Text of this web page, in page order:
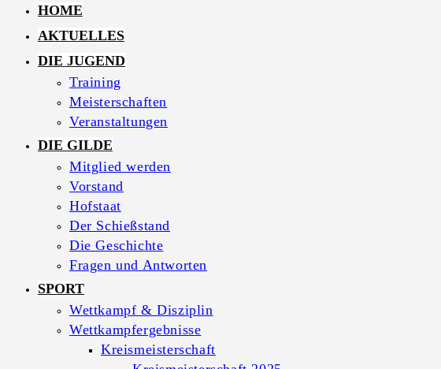
HOME
AKTUELLES
DIE JUGEND
Training
Meisterschaften
Veranstaltungen
DIE GILDE
Mitglied werden
Vorstand
Hofstaat
Der Schießstand
Die Geschichte
Fragen und Antworten
SPORT
Wettkampf & Disziplin
Wettkampfergebnisse
Kreismeisterschaft